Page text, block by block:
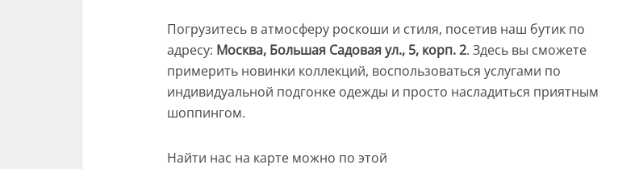
Погрузитесь в атмосферу роскоши и стиля, посетив наш бутик по
адресу: Москва, Большая Садовая ул., 5, корп. 2. Здесь вы сможете
примерить новинки коллекций, воспользоваться услугами по
индивидуальной подгонке одежды и просто насладиться приятным
шоппингом.
Найти нас на карте можно по этой